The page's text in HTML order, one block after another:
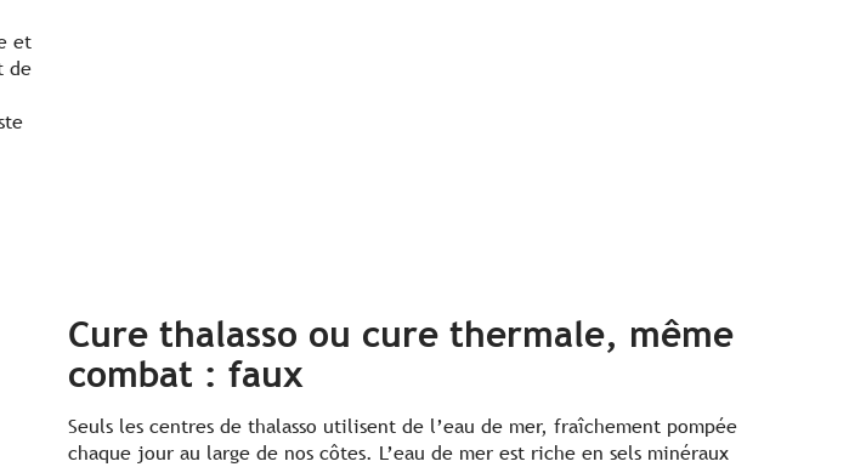
et
de
Cure thalasso ou cure thermale, même
combat : faux
Seuls les centres de thalasso utilisent de l’eau de mer, fraîchement pompée
chaque jour au large de nos côtes. L’eau de mer est riche en sels minéraux